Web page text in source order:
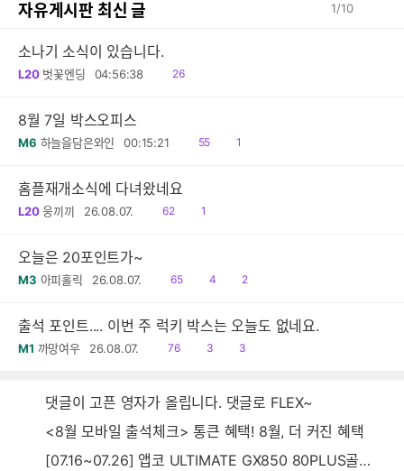
자유게시판 최신 글 1/10
소나기 소식이 있습니다.
L20 벗꽃엔딩 04:56:38
읽
26
8월 7일 박스오피스
M6 하늘을담은와인 00:15:21
읽
55
공1
홈플재개소식에 다녀왔네요
L20 웅끼끼 26.08.07.
읽
62
공1
오늘은 20포인트가~
M3 아피홀릭 26.08.07.
읽
65
공
4
댓
2
출석 포인트.... 이번 주 럭키 박스는 오늘도 없네요.
M1 까망여우 26.08.07.
읽
76
공
3
댓
3
댓글이 고픈 영자가 올립니다. 댓글로 FLEX~
<8월 모바일 출석체크> 통큰 혜택! 8월, 더 커진 혜택
[07.16~07.26] 앱코 ULTIMATE GX850 80PLUS골드 풀모듈러 ATX3.0 블랙